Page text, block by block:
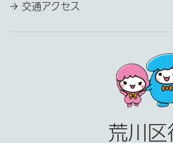
交通アクセス
荒川区